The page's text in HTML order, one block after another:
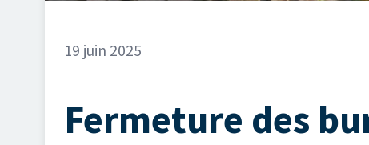
19 juin 2025
Fermeture des